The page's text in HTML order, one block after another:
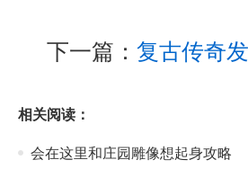
下一篇： 复古传奇
相关阅读：
会在这里和庄园雕像想起身攻略